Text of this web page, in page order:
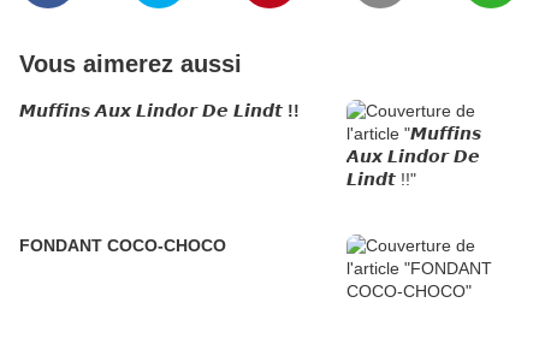
Vous aimerez aussi
𝙈𝙪𝙛𝙛𝙞𝙣𝙨 𝘼𝙪𝙭 𝙇𝙞𝙣𝙙𝙤𝙧 𝘿𝙚 𝙇𝙞𝙣𝙙𝙩 !!
FONDANT COCO-CHOCO